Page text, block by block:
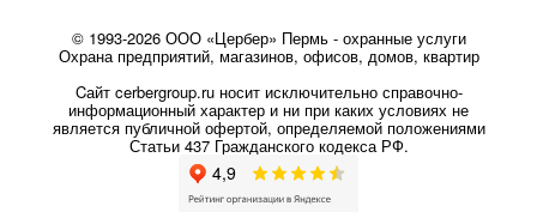
© 1993-2026 ООО «Цербер» Пермь - охранные услуги
Охрана предприятий, магазинов, офисов, домов, квартир
Cайт cerbergroup.ru носит исключительно справочно-
информационный характер и ни при каких условиях не
является публичной офертой, определяемой положениями
Статьи 437 Гражданского кодекса РФ.